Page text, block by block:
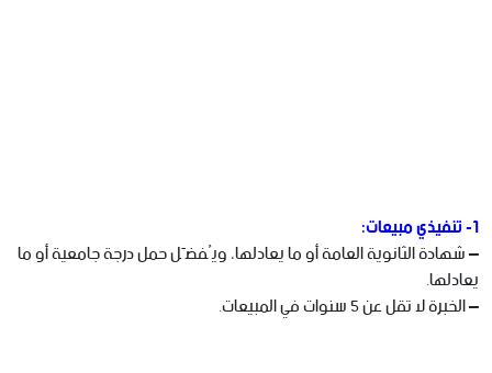
1- تنفيذي مبيعات:
– شهادة الثانوية العامة أو ما يعادلها، ويُفضّل حمل درجة جامعية أو ما
يعادلها.
– الخبرة لا تقل عن 5 سنوات في المبيعات.